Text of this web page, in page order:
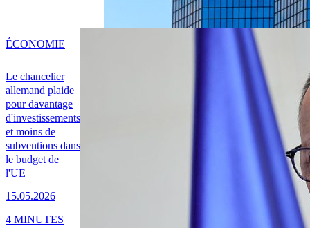
Le chancelier
allemand plaide
pour davantage
d'investissements
et moins de
subventions dans
le budget de
l'UE
15.05.2026
ÉCONOMIE
4 MINUTES